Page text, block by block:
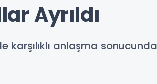
Ayrıldı
karşılıklı anlaşma sonucunda